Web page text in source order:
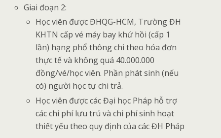
Giai đoạn 2:
Học viên được ĐHQG-HCM, Trường ĐH
KHTN cấp vé máy bay khứ hồi (cấp 1
lần) hạng phổ thông chi theo hóa đơn
thực tế và không quá 40.000.000
đồng/vé/học viên. Phần phát sinh (nếu
có) người học tự chi trả.
Học viên được các Đại học Pháp hỗ trợ
các chi phí lưu trú và chi phí sinh hoạt
thiết yếu theo quy định của các ĐH Pháp